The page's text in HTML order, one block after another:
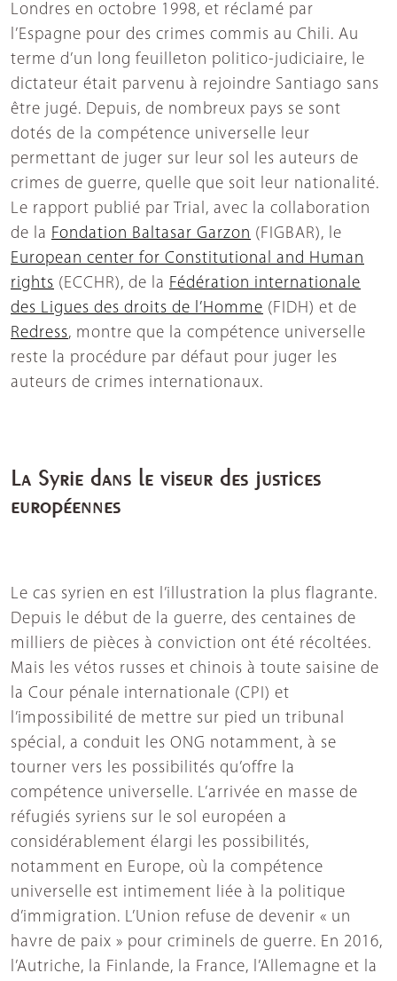
Londres en octobre 1998, et réclamé par
l’Espagne pour des crimes commis au Chili. Au
terme d’un long feuilleton politico-judiciaire, le
dictateur était parvenu à rejoindre Santiago sans
être jugé. Depuis, de nombreux pays se sont
dotés de la compétence universelle leur
permettant de juger sur leur sol les auteurs de
crimes de guerre, quelle que soit leur nationalité.
Le rapport publié par Trial, avec la collaboration
de la Fondation Baltasar Garzon (FIGBAR), le
European center for Constitutional and Human
rights (ECCHR), de la Fédération internationale
des Ligues des droits de l’Homme (FIDH) et de
Redress, montre que la compétence universelle
reste la procédure par défaut pour juger les
auteurs de crimes internationaux.
La Syrie dans le viseur des justices
européennes
Le cas syrien en est l’illustration la plus flagrante.
Depuis le début de la guerre, des centaines de
milliers de pièces à conviction ont été récoltées.
Mais les vétos russes et chinois à toute saisine de
la Cour pénale internationale (CPI) et
l’impossibilité de mettre sur pied un tribunal
spécial, a conduit les ONG notamment, à se
tourner vers les possibilités qu’offre la
compétence universelle. L’arrivée en masse de
réfugiés syriens sur le sol européen a
considérablement élargi les possibilités,
notamment en Europe, où la compétence
universelle est intimement liée à la politique
d’immigration. L’Union refuse de devenir « un
havre de paix » pour criminels de guerre. En 2016,
l’Autriche, la Finlande, la France, l’Allemagne et la